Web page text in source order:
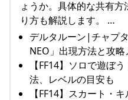
ょうか。具体的な共有
り方も解説します。 …
デルタルーン|チャプ
NEO」出現方法と攻略
【FF14】ソロで遊ぼ
法、レベルの目安も
【FF14】スカート・